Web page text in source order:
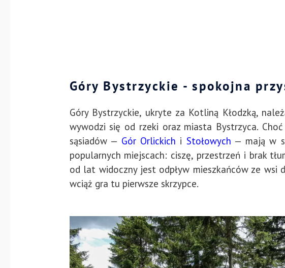
Góry Bystrzyckie - spokojna
Góry Bystrzyckie, ukryte za Kotliną Kłodzką,
wywodzi się od rzeki oraz miasta Bystrzyca.
sąsiadów — Gór Orlickich i Stołowych — mają w
popularnych miejscach: ciszę, przestrzeń i brak
od lat widoczny jest odpływ mieszkańców ze wsi
wciąż gra tu pierwsze skrzypce.